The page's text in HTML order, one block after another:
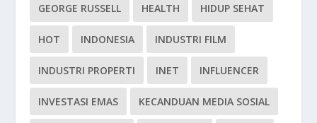
GEORGE RUSSELL HEALTH HIDUP SEHAT
HOT INDONESIA INDUSTRI FILM
INDUSTRI PROPERTI INET INFLUENCER
INVESTASI EMAS KECANDUAN MEDIA SOSIAL